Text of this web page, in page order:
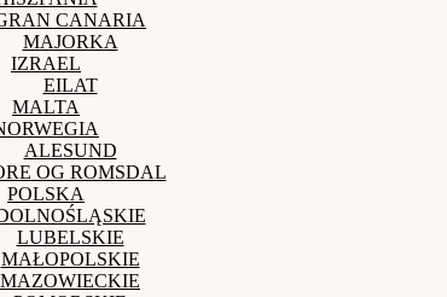
CANARIA
MAJORKA
IZRAEL
EILAT
MALTA
ALESUND
OG ROMSDAL
POLSKA
LUBELSKIE
MAŁOPOLSKIE
MAZOWIECKIE